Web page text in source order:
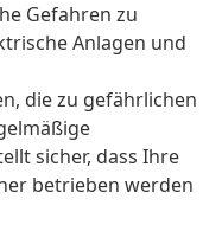
Gefahren zu
Anlagen und
die zu gefährlichen
sicher, dass Ihre
betrieben werden